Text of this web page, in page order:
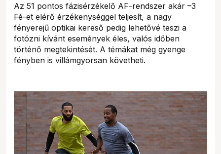
Az 51 pontos fázisérzékelő AF-rendszer akár –3
Fé-et elérő érzékenységgel teljesít, a nagy
fényerejű optikai kereső pedig lehetővé teszi a
fotózni kívánt események éles, valós időben
történő megtekintését. A témákat még gyenge
fényben is villámgyorsan követheti.